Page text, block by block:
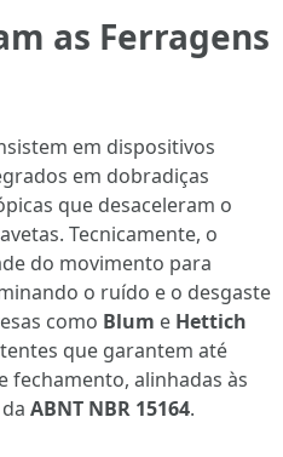
as Ferragens
em dispositivos
em dobradiças
que desaceleram o
Tecnicamente, o
do movimento para
o ruído e o desgaste
como Blum e Hettich
que garantem até
fechamento, alinhadas às
ABNT NBR 15164.